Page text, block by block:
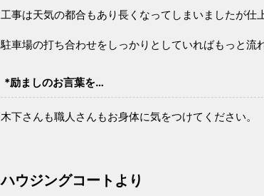
工事は天気の都合もあり長くなってしまいましたが仕
駐車場の打ち合わせをしっかりとしていればもっと流
*励ましのお言葉を…
木下さんも職人さんもお身体に気をつけてください。
ハウジングコートより